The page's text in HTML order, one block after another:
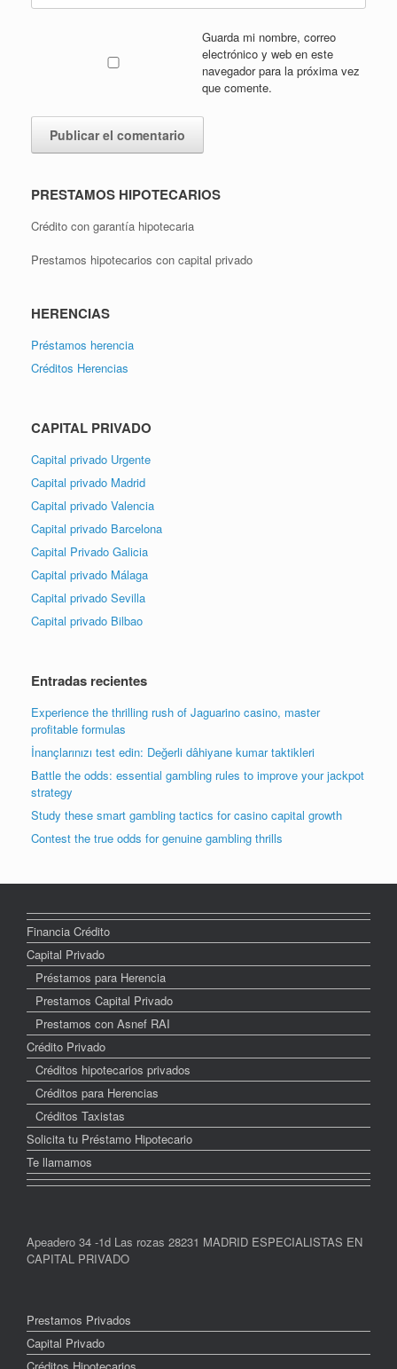
Guarda mi nombre, correo
electrónico y web en este
navegador para la próxima vez
que comente.
PRESTAMOS HIPOTECARIOS
Crédito con garantía hipotecaria
Prestamos hipotecarios con capital privado
HERENCIAS
Préstamos herencia
Créditos Herencias
CAPITAL PRIVADO
Capital privado Urgente
Capital privado Madrid
Capital privado Valencia
Capital privado Barcelona
Capital Privado Galicia
Capital privado Málaga
Capital privado Sevilla
Capital privado Bilbao
Entradas recientes
Experience the thrilling rush of Jaguarino casino, master
profitable formulas
İnançlarınızı test edin: Değerli dâhiyane kumar taktikleri
Battle the odds: essential gambling rules to improve your jackpot
strategy
Study these smart gambling tactics for casino capital growth
Contest the true odds for genuine gambling thrills
Financia Crédito
Capital Privado
Préstamos para Herencia
Prestamos Capital Privado
Prestamos con Asnef RAI
Crédito Privado
Créditos hipotecarios privados
Créditos para Herencias
Créditos Taxistas
Solicita tu Préstamo Hipotecario
Te llamamos
Apeadero 34 -1d Las rozas 28231 MADRID ESPECIALISTAS EN
CAPITAL PRIVADO
Prestamos Privados
Capital Privado